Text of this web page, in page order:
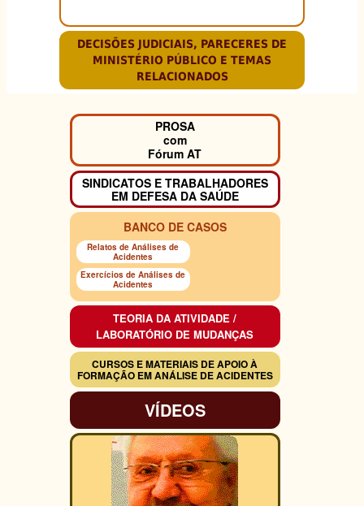
DECISÕES JUDICIAIS, PARECERES DE
MINISTÉRIO PÚBLICO E TEMAS
RELACIONADOS
PROSA
com
Fórum AT
SINDICATOS E TRABALHADORES
EM DEFESA DA SAÚDE
BANCO DE CASOS
Relatos de Análises de
Acidentes
Exercícios de Análises de
Acidentes
TEORIA DA ATIVIDADE /
LABORATÓRIO DE MUDANÇAS
CURSOS E MATERIAIS DE APOIO À
FORMAÇÃO EM ANÁLISE DE ACIDENTES
VÍDEOS